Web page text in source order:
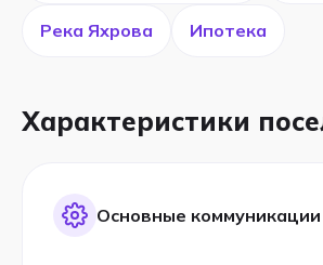
Река Яхрова Ипотека
Характеристики
Основные коммуникации